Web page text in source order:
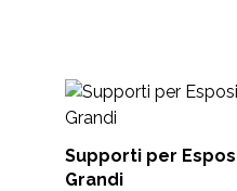
Supporti per
Grandi